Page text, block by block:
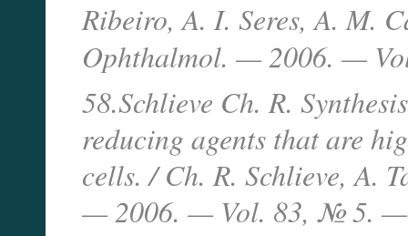
Ribeiro, A. I. Seres, A. M.
Ophthalmol. — 2006. —
58.Schlieve Ch. R.
reducing agents that are
cells. / Ch. R. Schlieve, A.
— 2006. — Vol. 83, № 5. —